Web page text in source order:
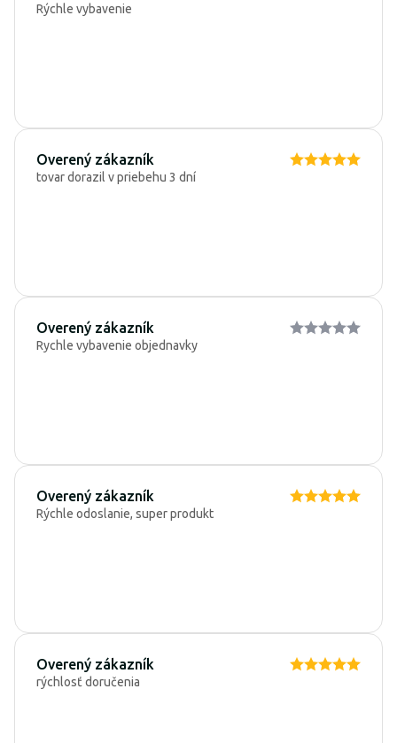
Rýchle vybavenie
Overený zákazník
tovar dorazil v priebehu 3 dní
Overený zákazník
Rychle vybavenie objednavky
Overený zákazník
Rýchle odoslanie, super produkt
Overený zákazník
rýchlosť doručenia